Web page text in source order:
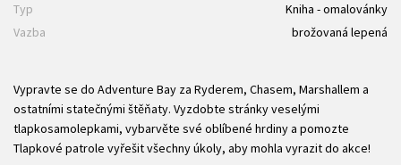
Typ
Kniha - omalovánky
Vazba
brožovaná lepená
Vypravte se do Adventure Bay za Ryderem, Chasem, Marshallem a
ostatními statečnými štěňaty. Vyzdobte stránky veselými
tlapkosamolepkami, vybarvěte své oblíbené hrdiny a pomozte
Tlapkové patrole vyřešit všechny úkoly, aby mohla vyrazit do akce!